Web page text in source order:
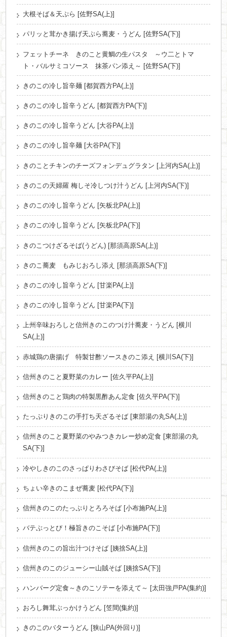
大根そば＆天ぷら [佐野SA(上)]
パリッと茸かき揚げ天ぷら蕎麦・うどん [佐野SA(下)]
フェットチーネ きのこと黄鯛の生パスタ ～ウ二とトマ
ト・バルサミコソース 抹茶パン添え～ [佐野SA(下)]
きのこの冷し旨辛麺 [都賀西方PA(上)]
きのこの冷し旨辛うどん [都賀西方PA(下)]
きのこの冷し旨辛うどん [大谷PA(上)]
きのこの冷し旨辛麺 [大谷PA(下)]
きのことチキンのチーズフォンデュグラタン [上河内SA(上)]
きのこの天婦羅 梅しそ冷しつけ汁うどん [上河内SA(下)]
きのこの冷し旨辛うどん [矢板北PA(上)]
きのこの冷し旨辛うどん [矢板北PA(下)]
きのこつけざるそば(うどん) [那須高原SA(上)]
きのこ蕎麦 もみじおろし添え [那須高原SA(下)]
きのこの冷し旨辛うどん [甘楽PA(上)]
きのこの冷し旨辛うどん [甘楽PA(下)]
上州辛味おろしと信州きのこのつけ汁蕎麦・うどん [横川
SA(上)]
赤城鶏の唐揚げ 特製甘酢ソースきのこ添え [横川SA(下)]
信州きのこと夏野菜のカレー [佐久平PA(上)]
信州きのこと鶏肉の特製黒酢あん定食 [佐久平PA(下)]
たっぷりきのこの手打ち天ざるそば [東部湯の丸SA(上)]
信州きのこと夏野菜のやみつきカレー炒め定食 [東部湯の丸
SA(下)]
冷やしきのこのさっぱりわさびそば [松代PA(上)]
ちょい辛きのこまぜ蕎麦 [松代PA(下)]
信州きのこのたっぷりとろろそば [小布施PA(上)]
バテぶっとび！極旨きのこそば [小布施PA(下)]
信州きのこの旨出汁つけそば [姨捨SA(上)]
信州きのこのジューシー山賊そば [姨捨SA(下)]
ハンバーグ定食～きのこソテーを添えて～ [太田強戸PA(集約)]
おろし舞茸ぶっかけうどん [笠間(集約)]
きのこのバターうどん [狭山PA(外回り)]